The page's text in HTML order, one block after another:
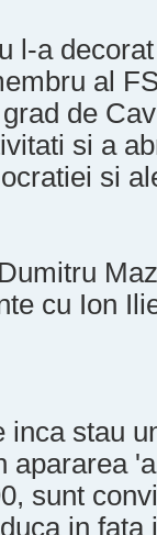
l-a
al
de
si a
si
cu Ion
inca stau
apararea
sunt
in fata